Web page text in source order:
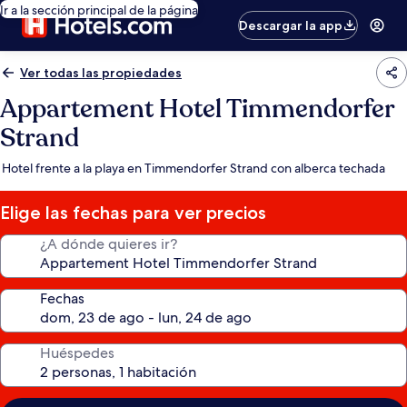
Ir a la sección principal de la página
Descargar la app
Ver todas las propiedades
Appartement Hotel Timmendorfer
Strand
Hotel frente a la playa en Timmendorfer Strand con alberca techada
Elige las fechas para ver precios
¿A dónde quieres ir?
Fechas
Huéspedes